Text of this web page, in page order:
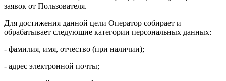
заявок от Пользователя.
Для достижения данной цели Оператор собирает и
обрабатывает следующие категории персональных данных:
- фамилия, имя, отчество (при наличии);
- адрес электронной почты;